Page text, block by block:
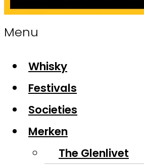
Menu
Whisky
Festivals
Societies
Merken
The Glenlivet